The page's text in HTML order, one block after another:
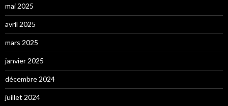
mai 2025
avril 2025
mars 2025
janvier 2025
décembre 2024
juillet 2024